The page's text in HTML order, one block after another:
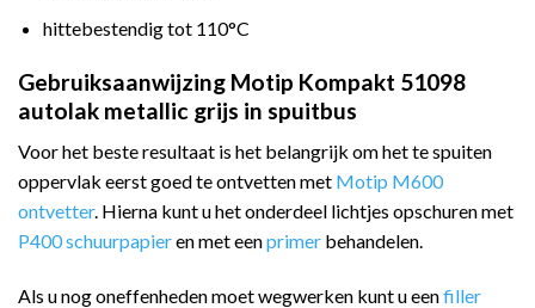
hittebestendig tot 110°C
Gebruiksaanwijzing Motip Kompakt 51098
autolak metallic grijs in spuitbus
Voor het beste resultaat is het belangrijk om het te spuiten
oppervlak eerst goed te ontvetten met Motip M600
ontvetter. Hierna kunt u het onderdeel lichtjes opschuren met
P400 schuurpapieren met eenprimer behandelen.
Als u nog oneffenheden moet wegwerken kunt u eenfiller